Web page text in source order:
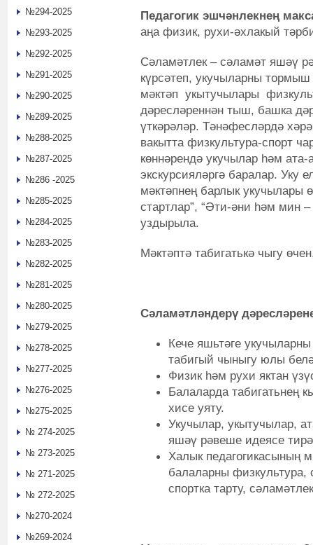
Педагогик эшчәнлекнең
аңа физик, рухи-әхлакый
Сәламәтлек – сәламәт яшәү
күрсәтеп, укучыларны
мәктәп укытучылары
дәресләреннән тыш, башка
үткәрәләр. Тәнәфесләрдә
вакытта физкультура-спорт
көннәрендә укучылар һәм
экскурсияләргә баралар.
мәктәпнең барлык укучылары
стартлар”, “Әти-әни һәм мин –
уздырыла.
Мәктәптә табигатькә чыгу
Сәламәтләндерү
Кече яшьтәге
табигый чыныгу юлы
Физик һәм рухи яктан
Балаларда табигатьнең
хисе уяту.
Укучылар, укытучылар,
яшәү рәвеше идеясе
Халык педагогикасының
балаларны
спортка тарту,
№294-2025
№293-2025
№292-2025
№291-2025
№290-2025
№289-2025
№288-2025
№287-2025
№286 -2025
№285-2025
№284-2025
№283-2025
№282-2025
№281-2025
№280-2025
№279-2025
№278-2025
№277-2025
№276-2025
№275-2025
№ 274-2025
№ 273-2025
№ 271-2025
№ 272-2025
№270-2024
№269-2024